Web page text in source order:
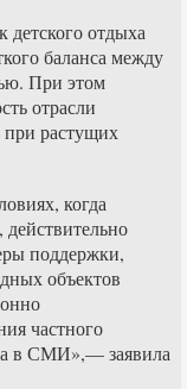
отдыха
баланса между
При этом
отрасли
при растущих
когда
поддержки,
объектов
частного
в СМИ»,— заявила